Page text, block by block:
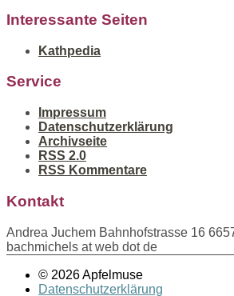
Interessante Seiten
Kathpedia
Service
Impressum
Datenschutzerklärung
Archivseite
RSS 2.0
RSS Kommentare
Kontakt
Andrea Juchem Bahnhofstrasse 16
bachmichels at web dot de
© 2026 Apfelmuse
Datenschutzerklärung